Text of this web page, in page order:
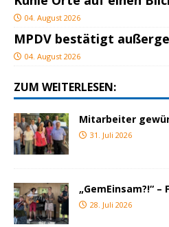
04. August 2026
MPDV bestätigt
04. August 2026
ZUM WEITERLESEN:
Mitarbeiter
31. Juli 2026
„GemEinsam?!“
28. Juli 2026